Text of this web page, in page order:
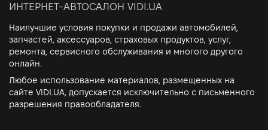
ИНТЕРНЕТ-АВТОСАЛОН VIDI.UA
Наилучшие условия покупки и продажи автомобилей,
запчастей, аксессуаров, страховых продуктов, услуг,
ремонта, сервисного обслуживания и многого другого
онлайн.
Любое использование материалов, размещенных на
сайте VIDI.UA, допускается исключительно с письменного
разрешения правообладателя.